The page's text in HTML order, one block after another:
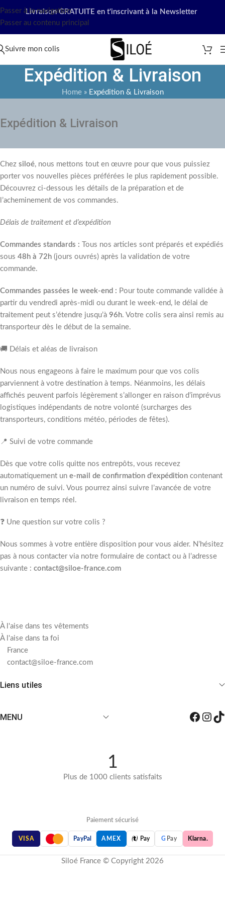
Passer à la navigation
Passer au contenu principal
Livraison GRATUITE en t'inscrivant à la Newsletter
Suivre mon colis
Expédition & Livraison
Home »Expédition & Livraison
Expédition & Livraison
Chez siloé, nous mettons tout en œuvre pour que vous puissiez
porter vos nouvelles pièces préférées le plus rapidement possible.
Découvrez ci-dessous les détails de la préparation et de
l’acheminement de vos commandes.
Délais de traitement et d’expédition
Commandes standards : Tous nos articles sont préparés et expédiés
sous 48h à 72h (jours ouvrés) après la validation de votre
commande.
Commandes passées le week-end : Pour toute commande validée à
partir du vendredi après-midi ou durant le week-end, le délai de
traitement peut s’étendre jusqu’à 96h. Votre colis sera ainsi remis au
transporteur dès le début de la semaine.
🚚 Délais et aléas de livraison
Nous nous engageons à faire le maximum pour que vos colis
parviennent à votre destination à temps. Néanmoins, les délais
affichés peuvent parfois légèrement s’allonger en raison d’imprévus
logistiques indépendants de notre volonté (surcharges des
transporteurs, conditions météo, périodes de fêtes).
📍 Suivi de votre commande
Dès que votre colis quitte nos entrepôts, vous recevez
automatiquement un e-mail de confirmation d’expédition contenant
un numéro de suivi. Vous pourrez ainsi suivre l’avancée de votre
livraison en temps réel.
❓ Une question sur votre colis ?
Nous sommes à votre entière disposition pour vous aider. N’hésitez
pas à nous contacter via notre formulaire de contact ou à l’adresse
suivante : contact@siloe-france.com
À l'aise dans tes vêtements
À l'aise dans ta foi
France
contact@siloe-france.com
Liens utiles
MENU
1
Plus de 1000 clients satisfaits
Paiement sécurisé
VISA PayPal AMEX  Pay G Pay Klarna.
Siloé France © Copyright 2026